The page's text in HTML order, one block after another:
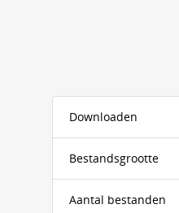
Downloaden
Bestandsgrootte
Aantal bestanden